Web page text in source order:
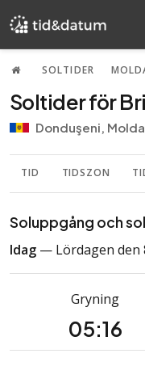
SOLTIDER
Soltider för
Donduşeni,
TID TIDSZON
Soluppgång och
Idag — Lördagen den
Gryning
05:16